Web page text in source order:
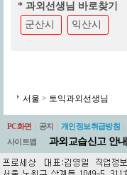
* 과외선생님 바로찾기
군산시
익산시
서울 > 토익과외선생님
PC화면 공지 개인정보취급방침
사이트맵
과외교습신고 안내